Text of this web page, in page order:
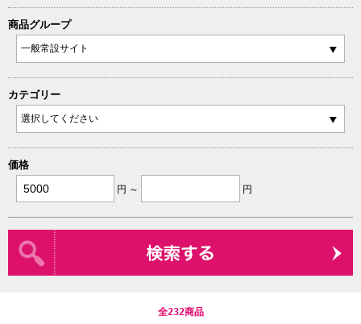
商品グループ
カテゴリー
価格
円 ～ 円
全232商品